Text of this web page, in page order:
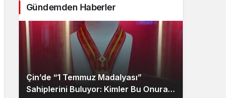
Gündemden Haberler
Çin’de “1 Temmuz Madalyası”
Sahiplerini Buluyor: Kimler Bu Onura